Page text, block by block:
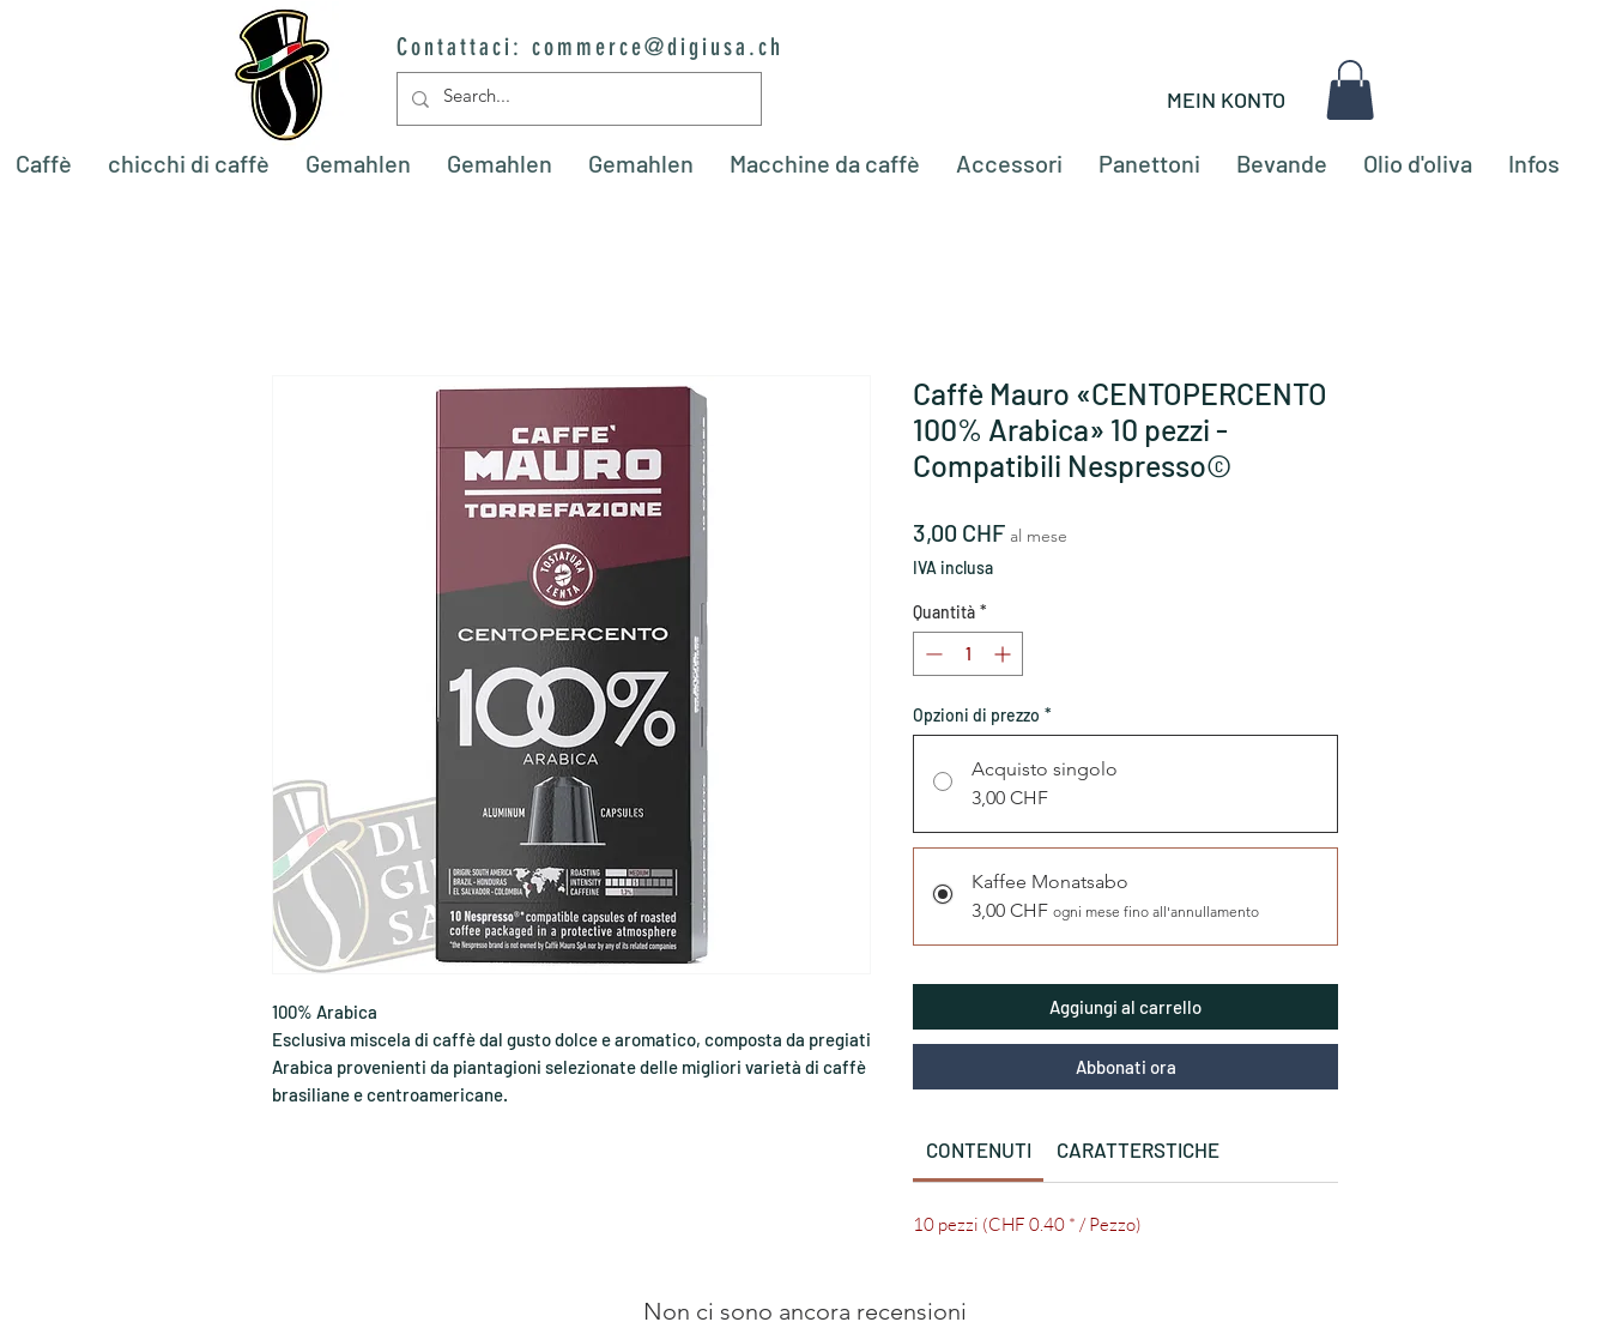
Contattaci: commerce@digiusa.ch
MEIN KONTO
Caffè chicchi di caffè Gemahlen Gemahlen Gemahlen Macchine da caffè Accessori Panettoni Bevande Olio d'oliva Infos
100% Arabica
Esclusiva miscela di caffè dal gusto dolce e aromatico, composta da pregiati
Arabica provenienti da piantagioni selezionate delle migliori varietà di caffè
brasiliane e centroamericane.
Caffè Mauro «CENTOPERCENTO
100% Arabica» 10 pezzi -
Compatibili Nespresso©
3,00 CHFPrezzo
al mese
IVA inclusa
Quantità *
Opzioni di prezzo *
Acquisto singolo
3,00 CHF
Kaffee Monatsabo
3,00 CHF ogni mese fino all'annullamento
Aggiungi al carrello
Abbonati ora
CONTENUTI CARATTERSTICHE
10 pezzi (CHF 0.40 * / Pezzo)
Non ci sono ancora recensioni